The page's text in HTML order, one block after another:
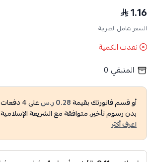
1.16
السعر شامل الضريبة
نفدت الكمية
المتبقي 0
أو قسم فاتورتك بقيمة0.28 ر.س على4دفعات
بدون رسوم تأخير، متوافقة مع الشريعة الإسلامية
اعرف أكثر